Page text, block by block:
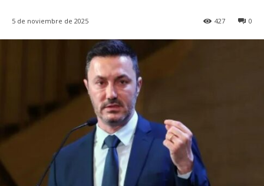
5 de noviembre de 2025 0
427